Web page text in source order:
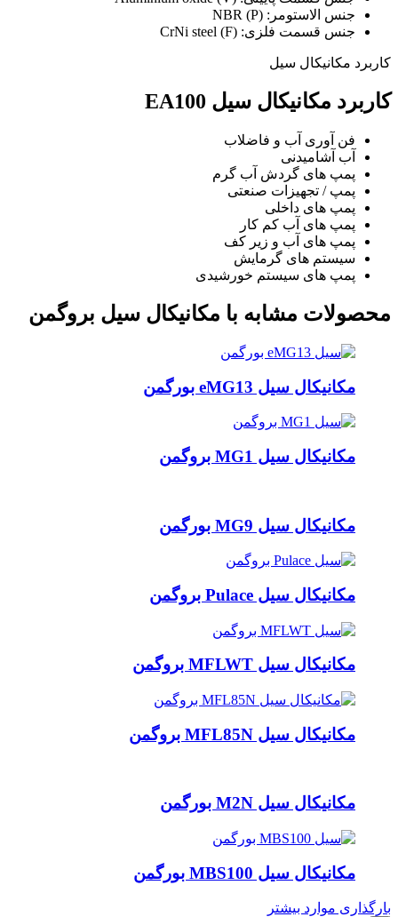
جنس الاستومر: NBR (P)
جنس قسمت فلزی: CrNi steel (F)
کاربرد مکانیکال سیل
کاربرد مکانیکال سیل EA100
فن آوری آب و فاضلاب
آب آشامیدنی
پمپ های گردش آب گرم
پمپ / تجهیزات صنعتی
پمپ های داخلی
پمپ های آب کم کار
پمپ های آب و زیر کف
سیستم های گرمایش
پمپ های سیستم خورشیدی
محصولات مشابه با مکانیکال سیل بروگمن
مکانیکال سیل eMG13 بورگمن
مکانیکال سیل MG1 بروگمن
مکانیکال سیل MG9 بورگمن
مکانیکال سیل Pulace بروگمن
مکانیکال سیل MFLWT بروگمن
مکانیکال سیل MFL85N بروگمن
مکانیکال سیل M2N بورگمن
مکانیکال سیل MBS100 بورگمن
بارگذاری موارد بیشتر